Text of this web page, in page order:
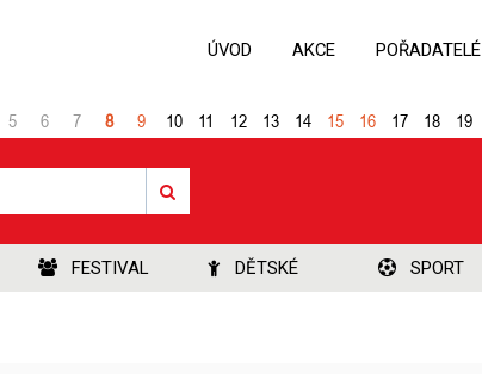
ÚVOD AKCE POŘADATELÉ
5 6 7 8 9 10 11 12 13 14 15 16 17 18 19
FESTIVAL DĚTSKÉ SPORT